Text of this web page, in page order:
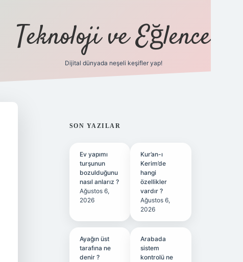
Teknoloji ve Eğlence
Dijital dünyada neşeli keşifler yap!
SIDEBAR
SON YAZILAR
Ev yapımı
turşunun
bozulduğunu
nasıl anlarız ?
Ağustos 6,
2026
Kur’an-ı
Kerim’de
hangi
özellikler
vardır ?
Ağustos 6,
2026
Ayağın üst
tarafına ne
denir ?
Arabada
sistem
kontrolü ne